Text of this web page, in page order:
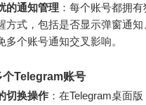
的通知管理 ：每个账号都拥
方式，包括是否显示弹窗通
多个账号通知交叉影响。
个Telegram账号
切换操作 ：在Telegram桌面